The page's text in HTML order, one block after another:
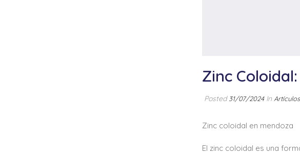
Zinc
Posted31/07/2024InArtículos
Zinc coloidal en mendoza
El zinc coloidal es una